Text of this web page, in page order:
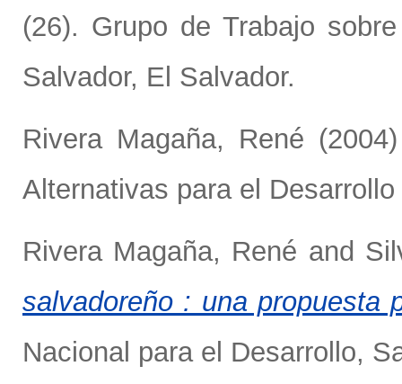
(26). Grupo de Trabajo
Salvador, El Salvador.
Rivera Magaña, René
Alternativas para el
Rivera Magaña, René and
salvadoreño : una propuesta
Nacional para el Desarrollo,